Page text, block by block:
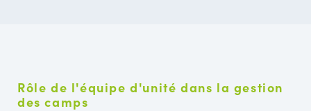
Rôle de l'équipe d'unité dans la gestion
des camps